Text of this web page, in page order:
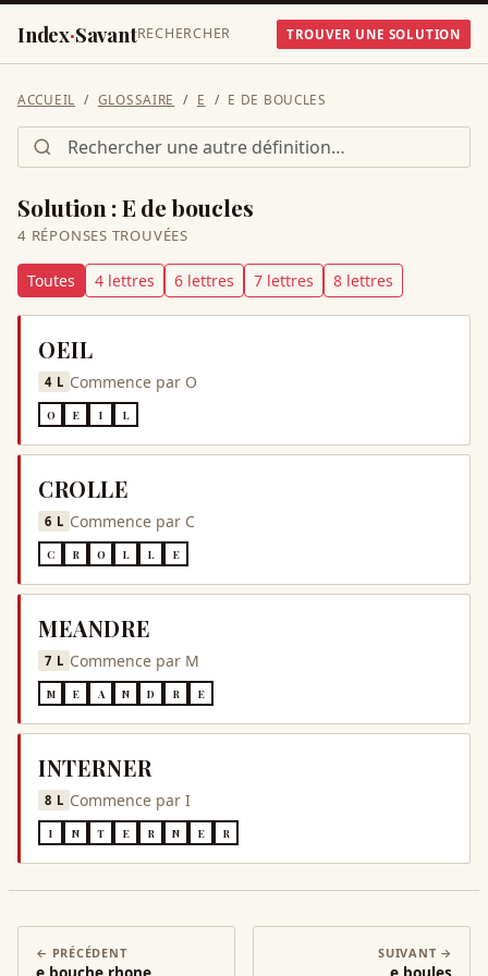
Index·SavantRECHERCHER TROUVER UNE SOLUTION
ACCUEIL GLOSSAIRE E E DE BOUCLES
Solution : E de boucles
4 RÉPONSES TROUVÉES
Toutes 4 lettres 6 lettres 7 lettres 8 lettres
OEIL
4L Commence par O
O E I L
CROLLE
6 L Commence par C
C R O L L E
MEANDRE
7 L Commence par M
M E A N D R E
INTERNER
8 L Commence parI
I N T E R N E R
← PRÉCÉDENT SUIVANT →